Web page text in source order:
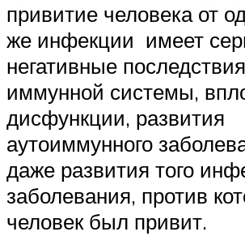
привитие человека от
же инфекции имеет
негативные
иммунной системы,
дисфункции, развития
аутоиммунного
даже развития того
заболевания, против
человек был привит.